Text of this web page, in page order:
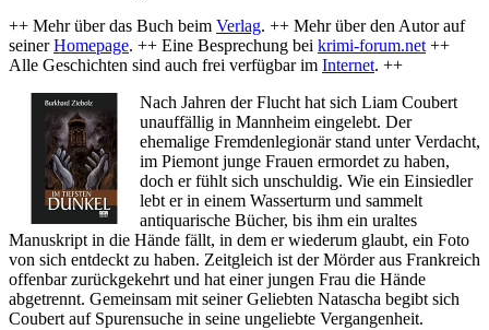
++ Mehr über das Buch beim Verlag. ++ Mehr über den Autor auf
seinerHomepage. ++ Eine Besprechung bei krimi-forum.net ++
Alle Geschichten sind auch frei verfügbar im Internet. ++
Nach Jahren der Flucht hat sich Liam Coubert
unauffällig in Mannheim eingelebt. Der
ehemalige Fremdenlegionär stand unter Verdacht,
im Piemont junge Frauen ermordet zu haben,
doch er fühlt sich unschuldig. Wie ein Einsiedler
lebt er in einem Wasserturm und sammelt
antiquarische Bücher, bis ihm ein uraltes
Manuskript in die Hände fällt, in dem er wiederum glaubt, ein Foto
von sich entdeckt zu haben. Zeitgleich ist der Mörder aus Frankreich
offenbar zurückgekehrt und hat einer jungen Frau die Hände
abgetrennt. Gemeinsam mit seiner Geliebten Natascha begibt sich
Coubert auf Spurensuche in seine ungeliebte Vergangenheit.